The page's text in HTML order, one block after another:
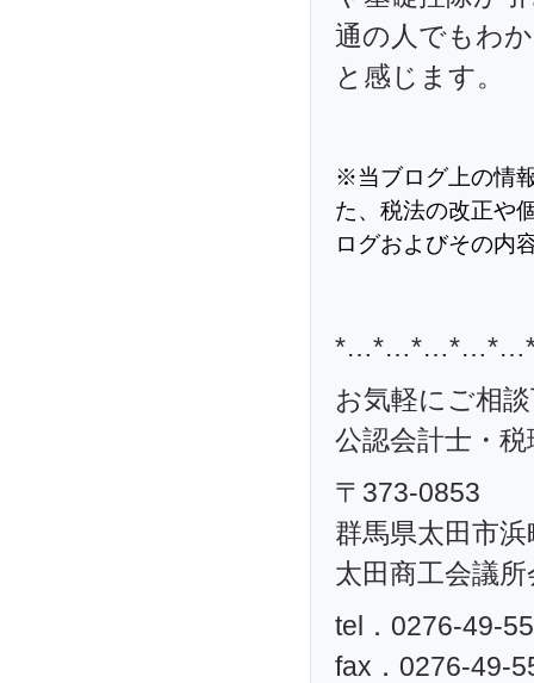
通の人でもわ
と感じます。
※当ブログ上の情
た、税法の改正や
ログおよびその内
お気軽にご相
公認会計士・
〒373-0853
群馬県太田市
太田商工会議
tel．0276-49-
fax．0276-49-